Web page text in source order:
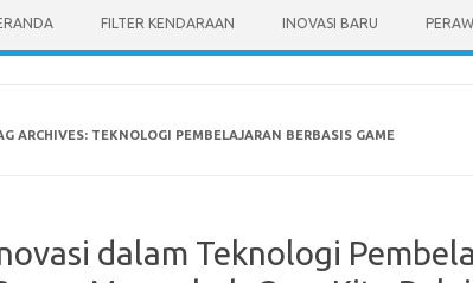
FILTER KENDARAAN INOVASI BARU
ARCHIVES: TEKNOLOGI PEMBELAJARAN BERBASIS GAME
dalam Teknologi